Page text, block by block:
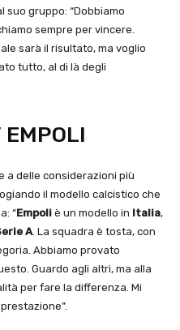
suo gruppo: “Dobbiamo
sempre per vincere.
sarà il risultato, ma voglio
tutto, al di là degli
EMPOLI
a delle considerazioni più
il modello calcistico che
“Empoli è un modello in Italia,
A. La squadra è tosta, con
Abbiamo provato
Guardo agli altri, ma alla
per fare la differenza. Mi